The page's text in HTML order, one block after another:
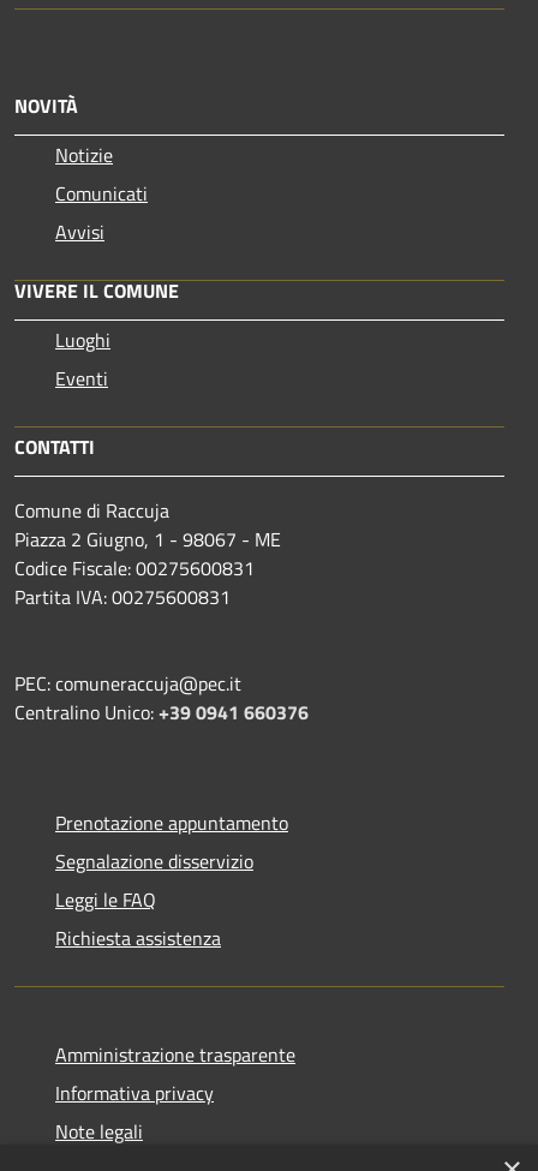
NOVITÀ
Notizie
Comunicati
Avvisi
VIVERE IL COMUNE
Luoghi
Eventi
CONTATTI
Comune di Raccuja
Piazza 2 Giugno, 1 - 98067 - ME
Codice Fiscale: 00275600831
Partita IVA: 00275600831
PEC: comuneraccuja@pec.it
Centralino Unico:+39 0941 660376
Prenotazione appuntamento
Segnalazione disservizio
Leggi le FAQ
Richiesta assistenza
Amministrazione trasparente
Informativa privacy
Note legali